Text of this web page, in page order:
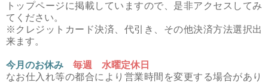
トップページに掲載していますので、是非アクセスしてみ
てください。
※クレジットカード決済、代引き、その他決済方法選択出
来ます。
今月のお休み
毎週 水曜定休日
なお仕入れ等の都合により営業時間を変更する場合があり